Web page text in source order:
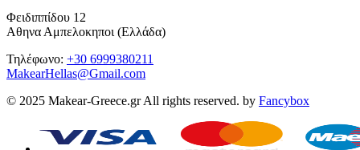
Φειδιππίδου 12
Αθηνα Αμπελοκηποι (Ελλάδα)
Τηλέφωνο: +30 6999380211
MakearHellas@Gmail.com
© 2025 Makear-Greece.gr All rights reserved. by Fancybox